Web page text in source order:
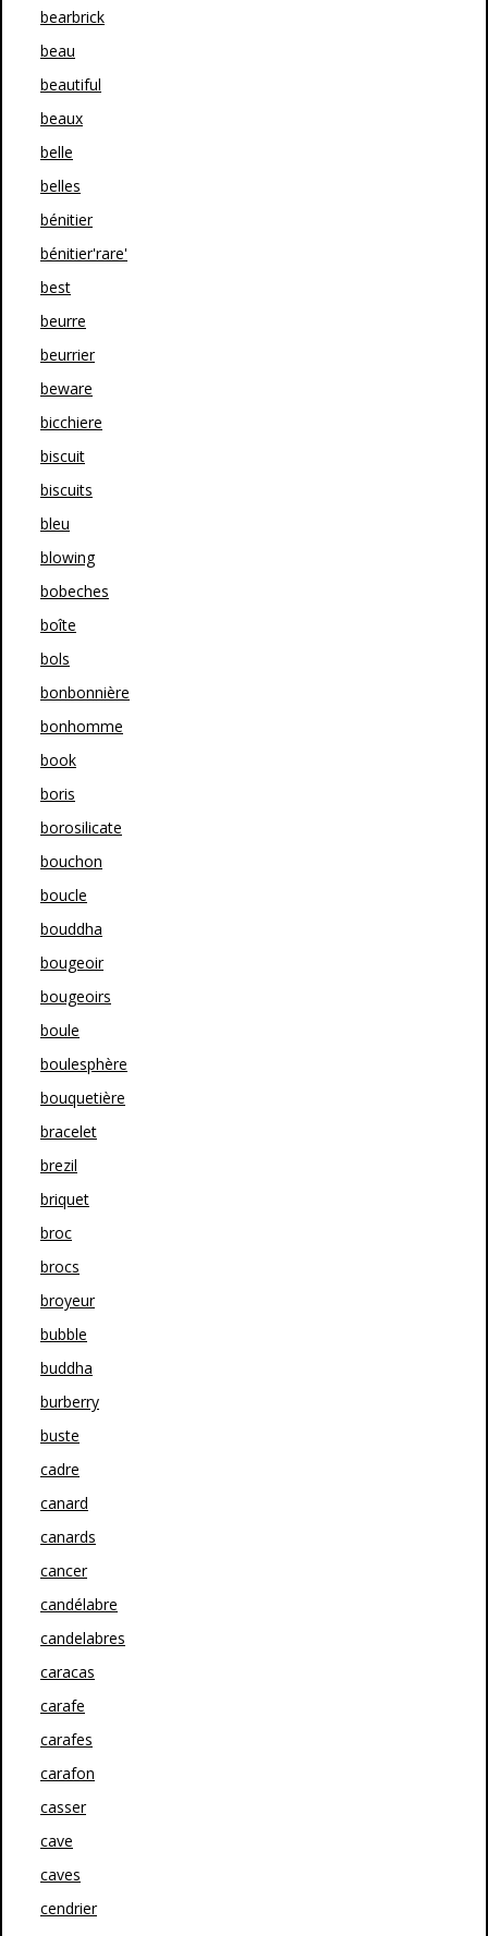
bearbrick
beau
beautiful
beaux
belle
belles
bénitier
bénitier'rare'
best
beurre
beurrier
beware
bicchiere
biscuit
biscuits
bleu
blowing
bobeches
boîte
bols
bonbonnière
bonhomme
book
boris
borosilicate
bouchon
boucle
bouddha
bougeoir
bougeoirs
boule
boulesphère
bouquetière
bracelet
brezil
briquet
broc
brocs
broyeur
bubble
buddha
burberry
buste
cadre
canard
canards
cancer
candélabre
candelabres
caracas
carafe
carafes
carafon
casser
cave
caves
cendrier